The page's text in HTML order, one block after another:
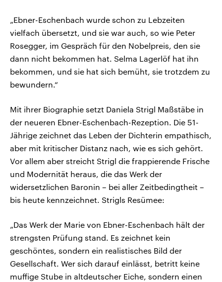
„Ebner-Eschenbach wurde schon zu Lebzeiten
vielfach übersetzt, und sie war auch, so wie Peter
Rosegger, im Gespräch für den Nobelpreis, den sie
dann nicht bekommen hat. Selma Lagerlöf hat ihn
bekommen, und sie hat sich bemüht, sie trotzdem zu
bewundern.“
Mit ihrer Biographie setzt Daniela Strigl Maßstäbe in
der neueren Ebner-Eschenbach-Rezeption. Die 51-
Jährige zeichnet das Leben der Dichterin empathisch,
aber mit kritischer Distanz nach, wie es sich gehört.
Vor allem aber streicht Strigl die frappierende Frische
und Modernität heraus, die das Werk der
widersetzlichen Baronin – bei aller Zeitbedingtheit –
bis heute kennzeichnet. Strigls Resümee:
„Das Werk der Marie von Ebner-Eschenbach hält der
strengsten Prüfung stand. Es zeichnet kein
geschöntes, sondern ein realistisches Bild der
Gesellschaft. Wer sich darauf einlässt, betritt keine
muffige Stube in altdeutscher Eiche, sondern einen